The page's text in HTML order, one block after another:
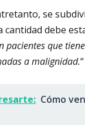
se
debe
pacientes que
a malignidad.“
Cómo